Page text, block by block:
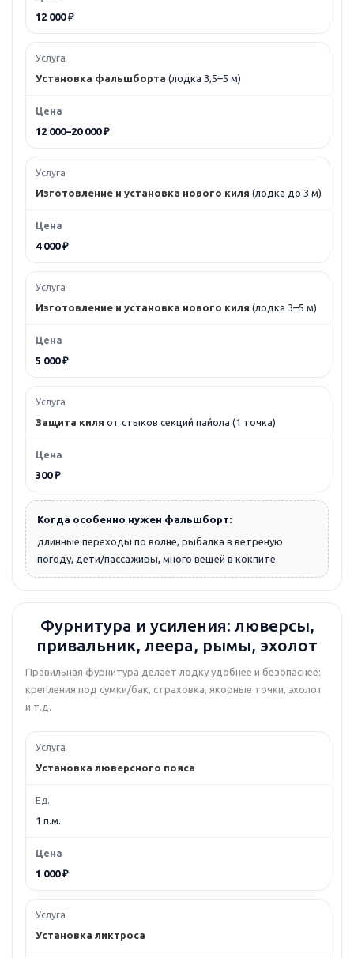
12 000 ₽
Установка фальшборта (лодка 3,5–5 м)
12 000–20 000 ₽
Изготовление и установка нового киля (лодка до 3 м)
4 000 ₽
Изготовление и установка нового киля (лодка 3–5 м)
5 000 ₽
Защита киля от стыков секций пайола (1 точка)
300 ₽
Когда особенно нужен фальшборт:
длинные переходы по волне, рыбалка в ветреную
погоду, дети/пассажиры, много вещей в кокпите.
Фурнитура и усиления: люверсы,
привальник, леера, рымы, эхолот
Правильная фурнитура делает лодку удобнее и безопаснее:
крепления под сумки/бак, страховка, якорные точки, эхолот
и т.д.
Установка люверсного пояса
1 п.м.
1 000 ₽
Установка ликтроса